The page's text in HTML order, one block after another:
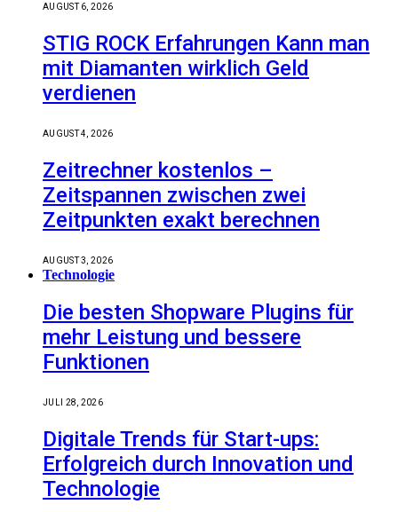
AUGUST 6, 2026
STIG ROCK Erfahrungen Kann man
mit Diamanten wirklich Geld
verdienen
AUGUST 4, 2026
Zeitrechner kostenlos –
Zeitspannen zwischen zwei
Zeitpunkten exakt berechnen
AUGUST 3, 2026
Technologie
Die besten Shopware Plugins für
mehr Leistung und bessere
Funktionen
JULI 28, 2026
Digitale Trends für Start-ups:
Erfolgreich durch Innovation und
Technologie